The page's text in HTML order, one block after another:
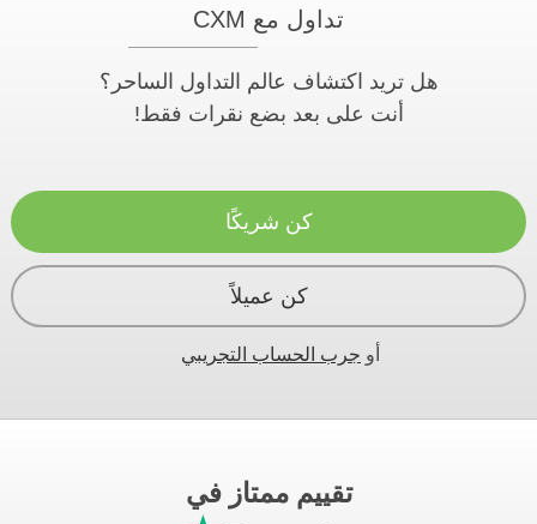
تداول مع CXM
هل تريد اكتشاف عالم التداول الساحر؟
أنت على بعد بضع نقرات فقط!
كن شريكًا
كن عميلاً
أو جرب الحساب التجريبي
تقييم ممتاز في